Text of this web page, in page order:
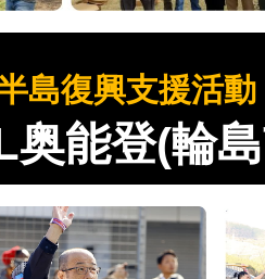
島復興支援活動
奥能登(輪